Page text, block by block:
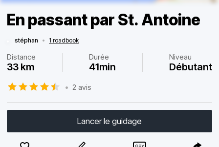
En passant par St. Antoine
stéphan • 1 roadbook
Distance
33 km
Durée
41min
Niveau
Débutant
• 2 avis
Lancer le guidage